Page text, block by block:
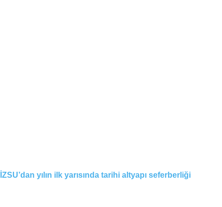
İZSU’dan yılın ilk yarısında tarihi altyapı seferberliği